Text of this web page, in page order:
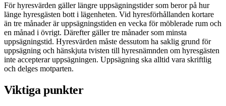
För hyresvärden gäller längre uppsägningstider som beror på hur
länge hyresgästen bott i lägenheten. Vid hyresförhållanden kortare
än tre månader är uppsägningstiden en vecka för möblerade rum och
en månad i övrigt. Därefter gäller tre månader som minsta
uppsägningstid. Hyresvärden måste dessutom ha saklig grund för
uppsägning och hänskjuta tvisten till hyresnämnden om hyresgästen
inte accepterar uppsägningen. Uppsägning ska alltid vara skriftlig
och delges motparten.
Viktiga punkter